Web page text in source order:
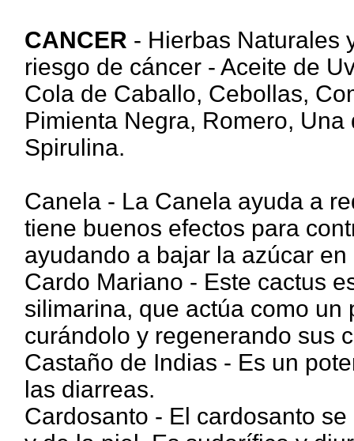
CANCER - Hierbas Naturales
riesgo de cáncer - Aceite de
Cola de Caballo, Cebollas,
Pimienta Negra, Romero,
Spirulina.
Canela - La Canela ayuda a
tiene buenos efectos para
ayudando a bajar la azúcar en
Cardo Mariano - Este cactus
silimarina, que actúa como
curándolo y regenerando sus
Castaño de Indias - Es un
las diarreas.
Cardosanto - El cardosanto